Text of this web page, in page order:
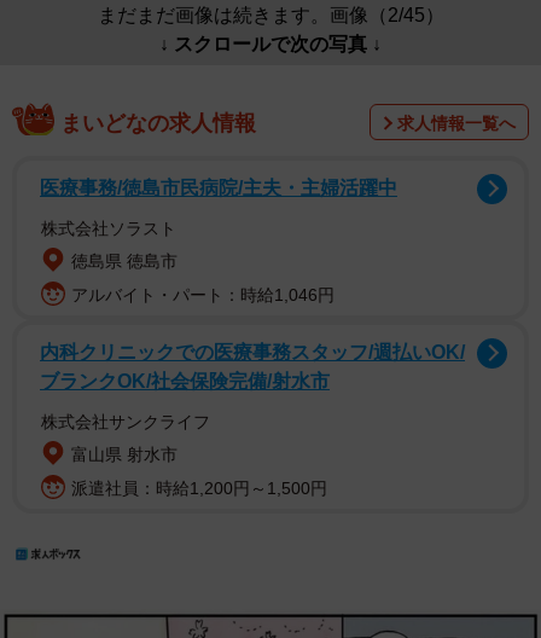
まだまだ画像は続きます。画像（2/45）
↓ スクロールで次の写真 ↓
まいどなの求人情報 求人情報一覧へ
医療事務/徳島市民病院/主夫・主婦活躍中
株式会社ソラスト
徳島県 徳島市
アルバイト・パート：時給1,046円
内科クリニックでの医療事務スタッフ/週払いOK/
ブランクOK/社会保険完備/射水市
株式会社サンクライフ
富山県 射水市
派遣社員：時給1,200円～1,500円